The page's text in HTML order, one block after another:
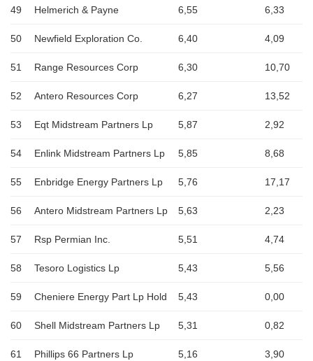
49 Helmerich & Payne 6,55 6,33
50 Newfield Exploration Co. 6,40 4,09
51 Range Resources Corp 6,30 10,70
52 Antero Resources Corp 6,27 13,52
53 Eqt Midstream Partners Lp 5,87 2,92
54 Enlink Midstream Partners Lp 5,85 8,68
55 Enbridge Energy Partners Lp 5,76 17,17
56 Antero Midstream Partners Lp 5,63 2,23
57 Rsp Permian Inc. 5,51 4,74
58 Tesoro Logistics Lp 5,43 5,56
59 Cheniere Energy Part Lp Hold 5,43 0,00
60 Shell Midstream Partners Lp 5,31 0,82
61 Phillips 66 Partners Lp 5,16 3,90